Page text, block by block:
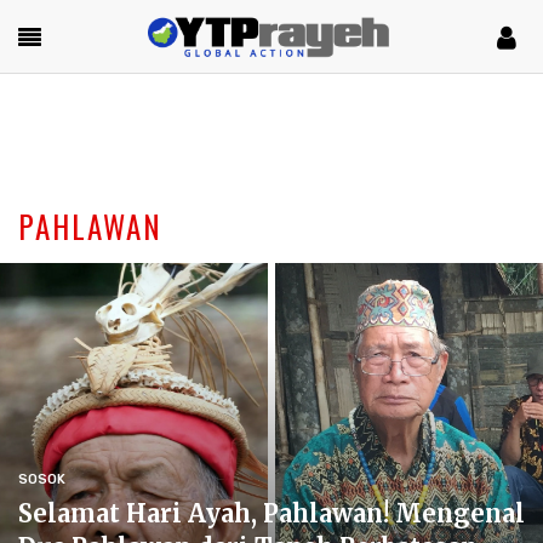
PAHLAWAN
SOSOK
Selamat Hari Ayah, Pahlawan! Mengenal